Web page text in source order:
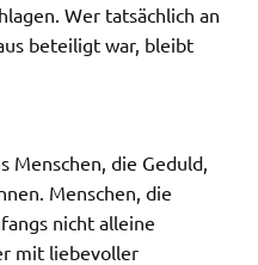
Wer tatsächlich an
beteiligt war, bleibt
Menschen, die Geduld,
Menschen, die
nicht alleine
mit liebevoller